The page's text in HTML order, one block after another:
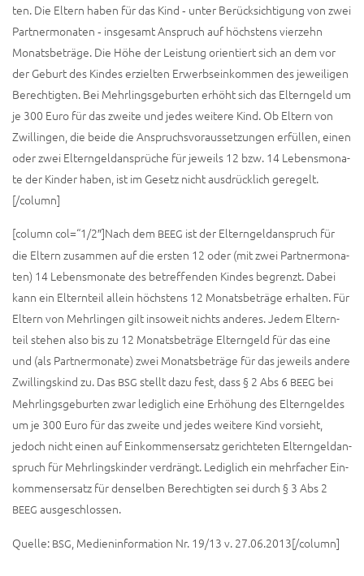
ten. Die Eltern haben für das Kind ‑ unter Berück­sich­ti­gung von zwei
Part­ner­mo­na­ten ‑ ins­ge­samt Anspruch auf höchs­tens vier­zehn
Monats­be­trä­ge. Die Höhe der Leis­tung ori­en­tiert sich an dem vor
der Geburt des Kin­des erziel­ten Erwerbs­ein­kom­men des jewei­li­gen
Berech­tig­ten. Bei Mehr­lings­ge­bur­ten erhöht sich das Eltern­geld um
je 300 Euro für das zwei­te und jedes wei­te­re Kind. Ob Eltern von
Zwil­lin­gen, die bei­de die Anspruchs­vor­aus­set­zun­gen erfül­len, einen
oder zwei Eltern­geld­an­sprü­che für jeweils 12 bzw. 14 Lebens­mo­na­
te der Kin­der haben, ist im Gesetz nicht aus­drück­lich geregelt.
[/column]
[column col=“1/2″]Nach dem BEEG ist der Eltern­geld­an­spruch für
die Eltern zusam­men auf die ers­ten 12 oder (mit zwei Part­ner­mo­na­
ten) 14 Lebens­mo­na­te des betref­fen­den Kin­des be­grenzt. Dabei
kann ein Eltern­teil allein höchs­tens 12 Monats­be­trä­ge erhal­ten. Für
Eltern von Mehr­lin­gen gilt inso­weit nichts ande­res. Jedem Eltern­
teil ste­hen also bis zu 12 Monats­be­trä­ge Eltern­geld für das eine
und (als Part­ner­mo­na­te) zwei Monats­be­trä­ge für das jeweils ande­re
Zwil­lings­kind zu. Das BSG stellt dazu fest, dass § 2 Abs 6 BEEG bei
Mehr­lings­ge­bur­ten zwar ledig­lich eine Erhö­hung des Eltern­gel­des
um je 300 Euro für das zwei­te und jedes wei­te­re Kind vor­sieht,
jedoch nicht einen auf Ein­kom­mens­er­satz gerich­te­ten Eltern­geld­an­
spruch für Mehr­lings­kin­der ver­drängt. Ledig­lich ein mehr­fa­cher Ein­
kom­mens­er­satz für densel­ben Berech­tig­ten sei durch § 3 Abs 2
BEEG ausgeschlossen.
Quel­le: BSG, Medi­en­in­for­ma­ti­on Nr. 19/13 v. 27.06.2013[/column]